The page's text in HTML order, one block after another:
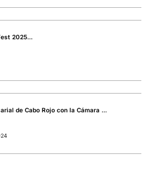
2025...
de Cabo Rojo con la Cámara ...